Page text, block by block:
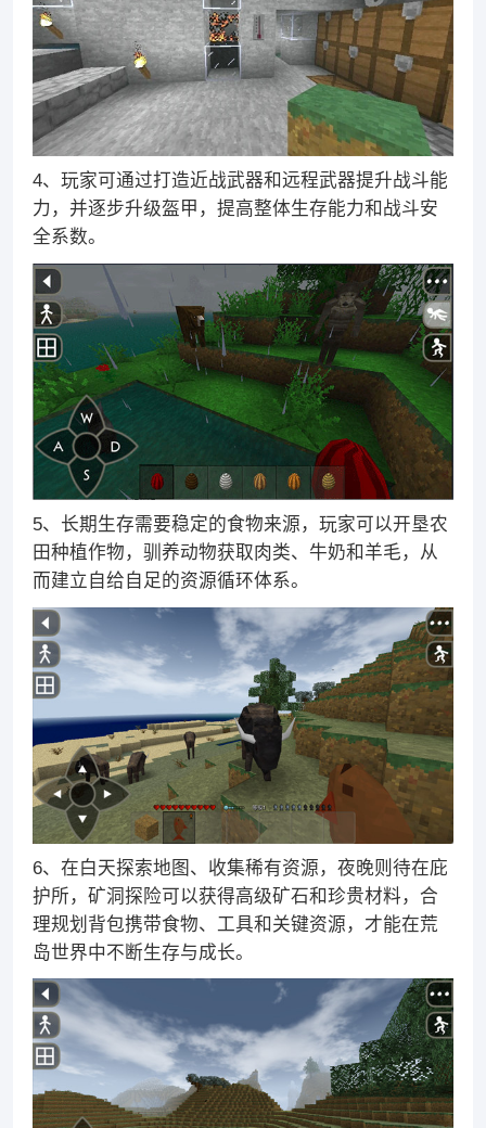
4、玩家可通过打造近战武器和远程武器提升战斗能
力，并逐步升级盔甲，提高整体生存能力和战斗安
全系数。
5、长期生存需要稳定的食物来源，玩家可以开垦农
田种植作物，驯养动物获取肉类、牛奶和羊毛，从
而建立自给自足的资源循环体系。
6、在白天探索地图、收集稀有资源，夜晚则待在庇
护所，矿洞探险可以获得高级矿石和珍贵材料，合
理规划背包携带食物、工具和关键资源，才能在荒
岛世界中不断生存与成长。